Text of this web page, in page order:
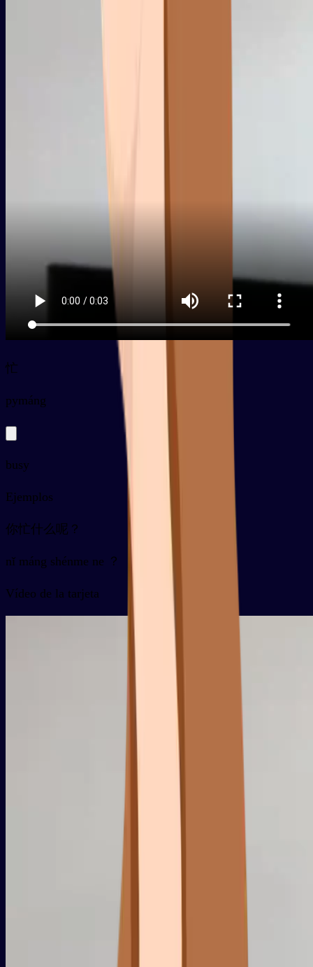
忙
pymáng
busy
Ejemplos
你忙什么呢？
nǐ máng shénme ne ？
Vídeo de la tarjeta